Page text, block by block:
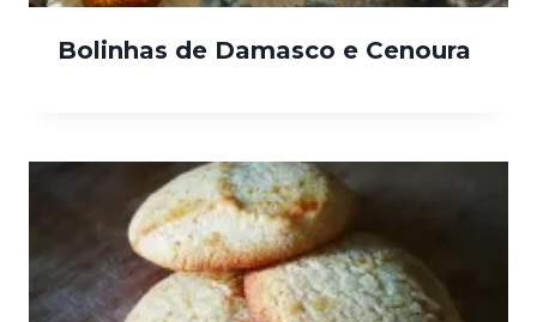
Bolinhas de Damasco e Cenoura